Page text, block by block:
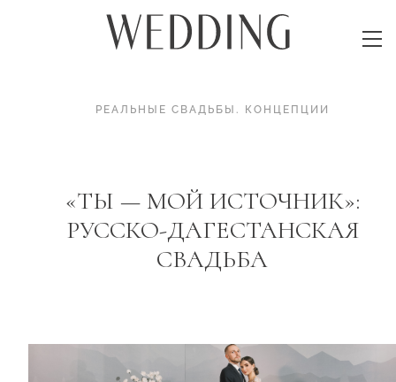
РЕАЛЬНЫЕ СВАДЬБЫ . КОНЦЕПЦИИ
«ТЫ — МОЙ ИСТОЧНИК»:
РУССКО-ДАГЕСТАНСКАЯ
СВАДЬБА